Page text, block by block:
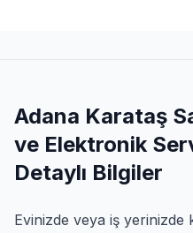
Adana Karataş
ve Elektronik
Detaylı Bilgiler
Evinizde veya iş yerinizde